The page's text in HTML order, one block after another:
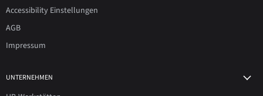
Accessibility Einstellungen
AGB
Impressum
UNTERNEHMEN